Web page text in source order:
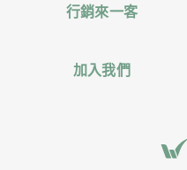
行銷來一客
加入我們